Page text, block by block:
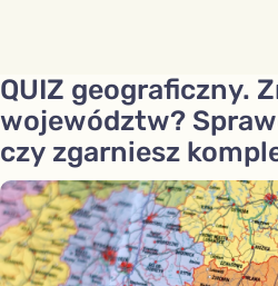
QUIZ geograficzny.
województw?
czy zgarniesz